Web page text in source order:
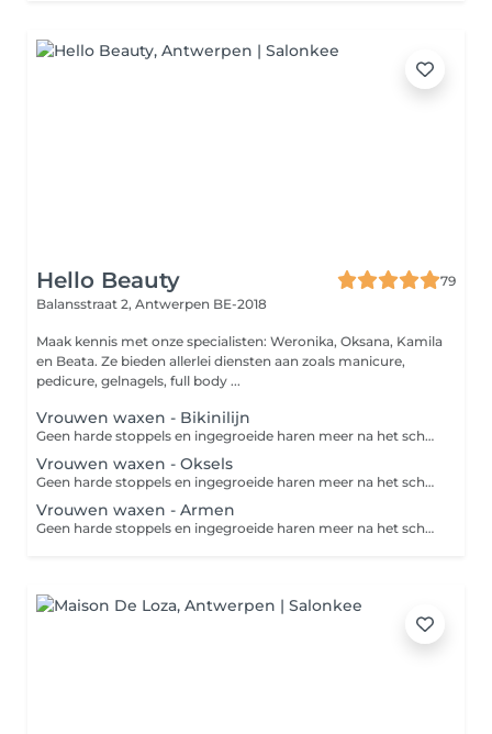
Hello Beauty
79
Balansstraat 2, Antwerpen BE-2018
Maak kennis met onze specialisten: Weronika, Oksana, Kamila
en Beata. Ze bieden allerlei diensten aan zoals manicure,
pedicure, gelnagels, full body ...
Vrouwen waxen - Bikinilijn
Geen harde stoppels en ingegroeide haren meer na het scheren? Dan is waxen de perfecte oplossing. Waxen is een ontharingsmethode die de haar met wortel en al verwijdert. Een groot voordeel van waxen ten opzichte van scheren is dat de haren langer wegblijven en zachter teruggroeien. Zo geniet je langer van een zijdezachte huid! We epileren met harde wax, dat is minder pijnlijk dan epileren met strip wax. "Bikinilijn" is het epileren van alleen de zijkant van de bikini (sliplijn) en de binnenkant van de dijen. Bij een 'brazillian' worden ongewenste haren in je liezen en aan de boven- en zijkanten van het bikinigebied verwijderd. Bij een 'Hollywood' wordt niet alleen het schaamhaar van je bikinilijn en venusheuvel verwijderd, maar ook dat van je intieme delen (schaamlippen, bilnaad en rond de anus). Desgewenst wordt er een streepje of driehoekje overgelaten.
Vrouwen waxen - Oksels
Geen harde stoppels en ingegroeide haren meer na het scheren? Dan is waxen de perfecte oplossing. Waxen is een ontharingsmethode die de haar met wortel en al verwijdert. Een groot voordeel van waxen ten opzichte van scheren is dat de haren langer wegblijven en zachter teruggroeien. Zo geniet je langer van een zijdezachte huid! We epileren met harde wax, dat is minder pijnlijk dan epileren met strip wax.
Vrouwen waxen - Armen
Geen harde stoppels en ingegroeide haren meer na het scheren? Dan is waxen de perfecte oplossing. Waxen is een ontharingsmethode die de haar met wortel en al verwijdert. Een groot voordeel van waxen ten opzichte van scheren is dat de haren langer wegblijven en zachter teruggroeien. Zo geniet je langer van een zijdezachte huid!